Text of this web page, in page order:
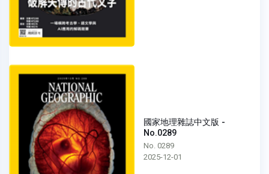
國家地理雜誌中文版 -
No.0289
No. 0289
2025-12-01